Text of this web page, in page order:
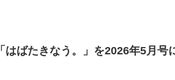
「はばたきなう。」を2026年5月号